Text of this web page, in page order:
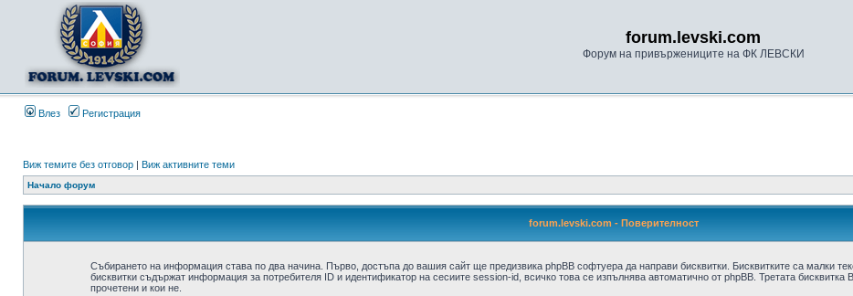
forum.levski.com
Форум на привържениците на ФК ЛЕВСКИ
Влез Регистрация
Виж темите без отговор | Виж активните теми
Начало форум
forum.levski.com - Поверителност
Събирането на информация става по два начина. Първо, достъпа до вашия сайт ще предизвика phpBB софтуера да направи бисквитки. Бисквитките са малки
бисквитки съдържат информация за потребителя ID и идентификатор на сесиите session-id, всичко това се изпълнява автоматично от phpBB. Третата
прочетени и кои не.